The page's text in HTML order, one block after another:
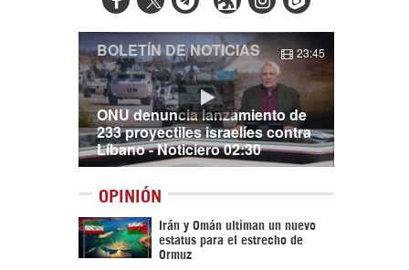
ONU denuncia lanzamiento de
233 proyectiles israelíes contra
Líbano - Noticiero 02:30
BOLETÍN DE NOTICIAS 23:45
OPINIÓN
Irán y Omán ultiman un nuevo
estatus para el estrecho de
Ormuz